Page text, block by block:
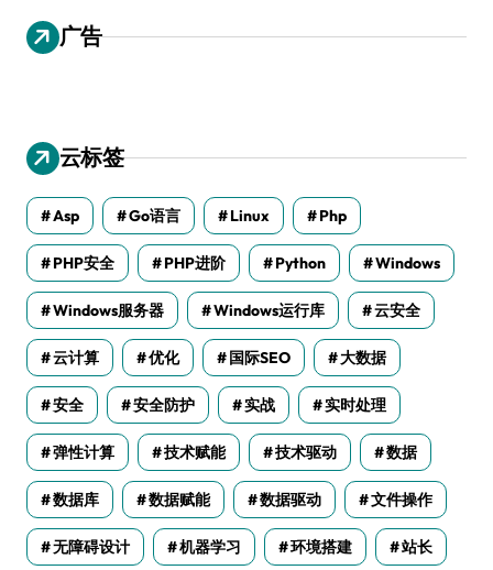
广告
云标签
Asp Go语言 Linux Php
PHP安全 PHP进阶 Python Windows
Windows服务器 Windows运行库 云安全
云计算 优化 国际SEO 大数据
安全 安全防护 实战 实时处理
弹性计算 技术赋能 技术驱动 数据
数据库 数据赋能 数据驱动 文件操作
无障碍设计 机器学习 环境搭建 站长